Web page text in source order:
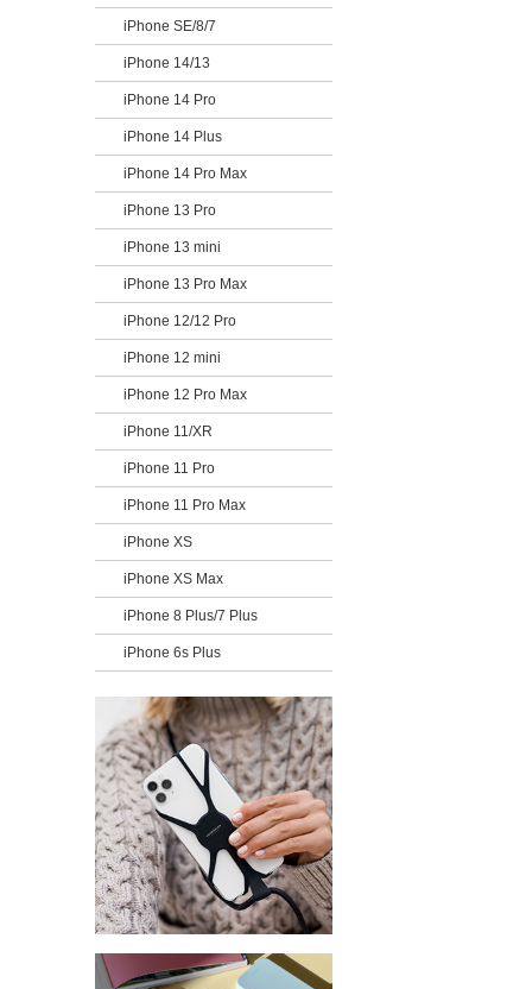
iPhone SE/8/7
iPhone 14/13
iPhone 14 Pro
iPhone 14 Plus
iPhone 14 Pro Max
iPhone 13 Pro
iPhone 13 mini
iPhone 13 Pro Max
iPhone 12/12 Pro
iPhone 12 mini
iPhone 12 Pro Max
iPhone 11/XR
iPhone 11 Pro
iPhone 11 Pro Max
iPhone XS
iPhone XS Max
iPhone 8 Plus/7 Plus
iPhone 6s Plus